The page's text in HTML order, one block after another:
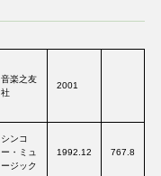
音楽之友
社
2001
シンコ
ー・ミュ
ージック
1992.12 767.8